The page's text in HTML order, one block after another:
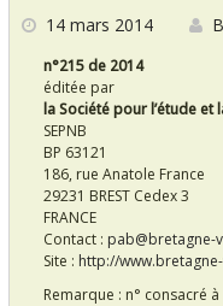
14 mars 2014
n°215 de 2014
éditée par
la Société pour l’étude
SEPNB
BP 63121
186, rue Anatole France
29231 BREST Cedex 3
FRANCE
Contact : pab@bretagne-
Site : http://
Remarque : n° consacré